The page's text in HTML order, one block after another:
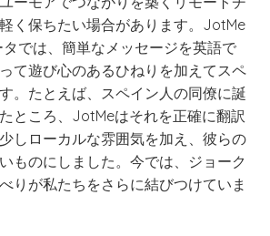
く保ちたい場合があります。JotMe
では、簡単なメッセージを英語で
て遊び心のあるひねりを加えてスペ
。たとえば、スペイン人の同僚に誕
ところ、JotMeはそれを正確に翻訳
しローカルな雰囲気を加え、彼らの
ものにしました。今では、ジョーク
りが私たちをさらに結びつけていま